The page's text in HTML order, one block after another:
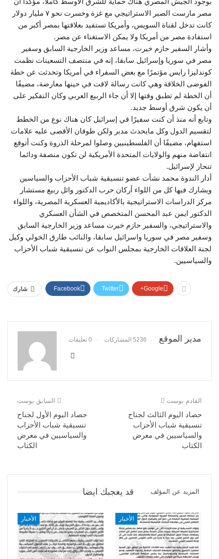
مصر مارست الصبر الاستراتيجي مع غزة وخسرت نحو ٧ مليار دولار
كانت تدخل لقناة السويس، وأمريكا تستفيد بعلاقتها بمصر أكبر من
استفادة مصر من أمريكا ولا يمكن الاستغناء عن مصر.
وأشار السفير حازم خيرت، مساعد وزير الخارجية السابق وسفير
مصر في سوريا وإسرائيل سابقا، إنه في منتصف التسعينات نظمت
كوندليزا رايس مؤتمرًا مع بعض السفراء في أمريكا وتحدثت عن خطة
الفوضى الخلاقة وهي كانت رسالة لاقت في حينها معارضة، مضيفًا
أن الخطة لم تطبق وقتها إلا أن جاء الربيع العربي وكان التفكير على
أن يكون شرق أوسط جديد.
وتابع أنه منذ أن كنت سفيرًا في إسرائيل كان هناك نوع من الخطط
لتقسيم الدول وكل مايحدث مدبر ولكن طوفان الأقصى عليه علامات
استفهام، مضيفًا أن الفلسطينيين وصلوا لمرحلة الذروة وكنت أتوقع
انتفاضة منهم والولايات المتحدة الأمريكية لن تكون منصفة ودائما
تنحاز لإسرائيل.
أدار الندوة محمد نشأت عضو تنسيقية شباب الأحزاب والسياسين
ويشارك فيها كل من اللواء أركان حرب الدكتور وائل ربيع مستشار
مركز الدراسات الاستراتيجية بالأكاديمية العسكرية المصرية، واللواء
الدكتور ايمن عبد المحسن المتخصص في الشأن العسكري
والاستراتيجي، والسفير حازم خيرت مساعد وزير الخارجية السابق
وسفير مصر في سوريا واسرائيل سابقا، والنائب طارق الخولي وكيل
لجنة العلاقات الخارجية بمجلس النواب عن تنسيقية شباب الأحزاب
والسياسيين.
شارك Facebook Twitter Google+
مدير الموقع 5236 المشاركات 0 تعليقات
السابق بوست
حصاد اليوم الأول لجناح
تنسيقية شباب الأحزاب
والسياسيين في معرض
الكتاب
القادم بوست
حصاد اليوم الثالث لجناح
تنسيقية شباب الأحزاب
والسياسيين في معرض
الكتاب
قد يعجبك ايضا المزيد عن المؤلف
الأخبار الأخبار